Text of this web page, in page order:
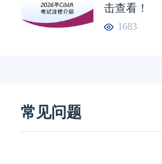
击查看！
1683
常见问题